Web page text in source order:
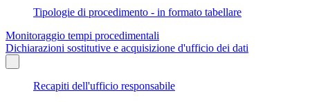
Tipologie di procedimento - in formato tabellare
Monitoraggio tempi procedimentali
Dichiarazioni sostitutive e acquisizione d'ufficio dei dati
Recapiti dell'ufficio responsabile